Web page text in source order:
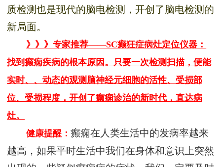
质检测也是现代的脑电检测，开创了脑电检测的
新局面。
》》》专家推荐——SC癫狂症病灶定位仪器：
找到癫痫疾病的根本原因。只要一次检测扫描，便能
实时、、动态的观测脑神经元细胞的活性、受损部
位、受损程度，开创了癫痫诊治的新时代，直达病
灶。
健康提醒：癫痫在人类生活中的发病率越来
越高，如果平时生活中我们在身体和意识上突然